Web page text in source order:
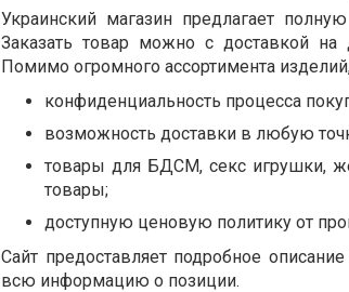
Украинский магазин предлагает
Заказать товар можно с доставкой
Помимо огромного ассортимента
конфиденциальность процесса
возможность доставки в любую
товары для БДСМ, секс игрушки,
товары;
доступную ценовую политику от
Сайт предоставляет подробное
всю информацию о позиции.